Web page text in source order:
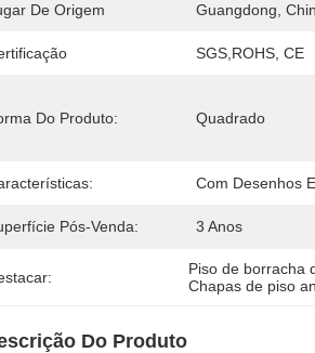
De Origem Guangdong,
SGS,ROHS, CE
Do Produto: Quadrado
Com Desenhos
Pós-Venda: 3 Anos
Piso de borracha
Chapas de piso
Do Produto